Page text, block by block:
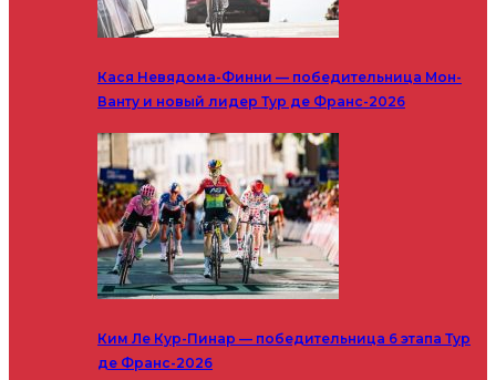
Кася Невядома-Финни — победительница Мон-
Ванту и новый лидер Тур де Франс-2026
Ким Ле Кур-Пинар — победительница 6 этапа Тур
де Франс-2026